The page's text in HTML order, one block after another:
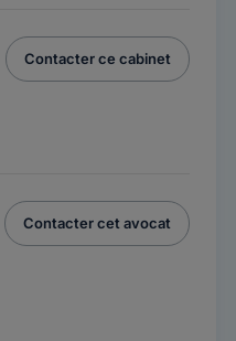
Contacter ce cabinet
Contacter cet avocat